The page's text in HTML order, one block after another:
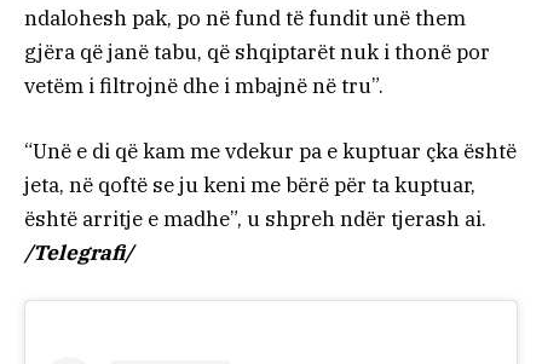
ndalohesh pak, po në fund të fundit unë them
gjëra që janë tabu, që shqiptarët nuk i thonë por
vetëm i filtrojnë dhe i mbajnë në tru”.
“Unë e di që kam me vdekur pa e kuptuar çka është
jeta, në qoftë se ju keni me bërë për ta kuptuar,
është arritje e madhe”, u shpreh ndër tjerash ai.
/Telegrafi/